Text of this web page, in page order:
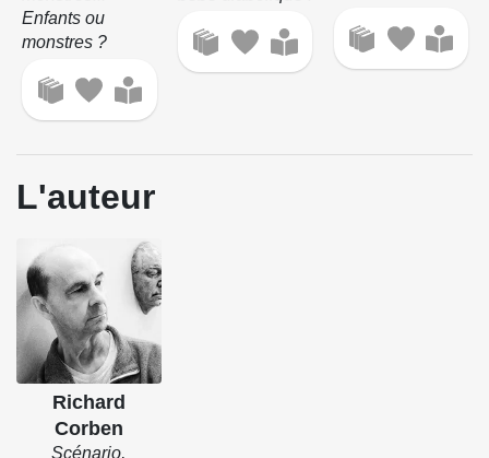
Enfants ou
monstres ?
L'auteur
Richard
Corben
Scénario,